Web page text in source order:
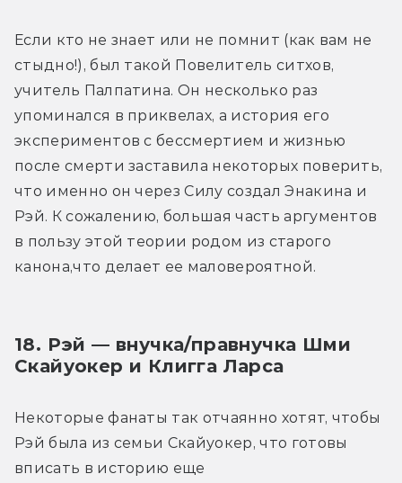
Если кто не знает или не помнит (как вам не
стыдно!), был такой Повелитель ситхов,
учитель Палпатина. Он несколько раз
упоминался в приквелах, а история его
экспериментов с бессмертием и жизнью
после смерти заставила некоторых поверить,
что именно он через Силу создал Энакина и
Рэй. К сожалению, большая часть аргументов
в пользу этой теории родом из старого
канона,что делает ее маловероятной.
18. Рэй — внучка/правнучка Шми
Скайуокер и Клигга Ларса
Некоторые фанаты так отчаянно хотят, чтобы
Рэй была из семьи Скайуокер, что готовы
вписать в историю еще